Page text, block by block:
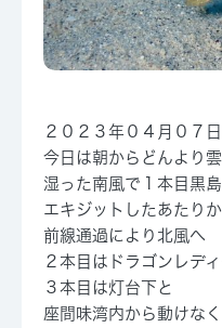
２０２３年０４月０７日
今日は朝からどんより
湿った南風で１本目黒
エキジットしたあたり
前線通過により北風へ
２本目はドラゴンレデ
３本目は灯台下と
座間味湾内から動けなく